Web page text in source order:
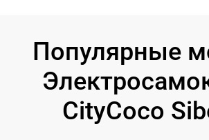
Популярные
CityCoco